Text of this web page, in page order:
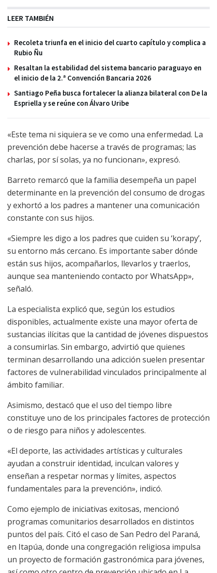
LEER TAMBIÉN
Recoleta triunfa en el inicio del cuarto capítulo y complica a
Rubio Ñu
Resaltan la estabilidad del sistema bancario paraguayo en
el inicio de la 2.ª Convención Bancaria 2026
Santiago Peña busca fortalecer la alianza bilateral con De la
Espriella y se reúne con Álvaro Uribe
«Este tema ni siquiera se ve como una enfermedad. La
prevención debe hacerse a través de programas; las
charlas, por sí solas, ya no funcionan», expresó.
Barreto remarcó que la familia desempeña un papel
determinante en la prevención del consumo de drogas
y exhortó a los padres a mantener una comunicación
constante con sus hijos.
«Siempre les digo a los padres que cuiden su ‘korapy’,
su entorno más cercano. Es importante saber dónde
están sus hijos, acompañarlos, llevarlos y traerlos,
aunque sea manteniendo contacto por WhatsApp»,
señaló.
La especialista explicó que, según los estudios
disponibles, actualmente existe una mayor oferta de
sustancias ilícitas que la cantidad de jóvenes dispuestos
a consumirlas. Sin embargo, advirtió que quienes
terminan desarrollando una adicción suelen presentar
factores de vulnerabilidad vinculados principalmente al
ámbito familiar.
Asimismo, destacó que el uso del tiempo libre
constituye uno de los principales factores de protección
o de riesgo para niños y adolescentes.
«El deporte, las actividades artísticas y culturales
ayudan a construir identidad, inculcan valores y
enseñan a respetar normas y límites, aspectos
fundamentales para la prevención», indicó.
Como ejemplo de iniciativas exitosas, mencionó
programas comunitarios desarrollados en distintos
puntos del país. Citó el caso de San Pedro del Paraná,
en Itapúa, donde una congregación religiosa impulsa
un proyecto de formación gastronómica para jóvenes,